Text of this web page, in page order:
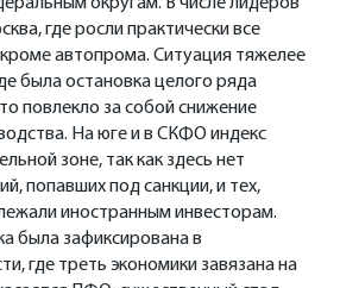
где росли практически все
автопрома. Ситуация тяжелее
была остановка целого ряда
повлекло за собой снижение
На юге и в СКФО индекс
зоне, так как здесь нет
попавших под санкции, и тех,
иностранным инвесторам.
была зафиксирована в
где треть экономики завязана на